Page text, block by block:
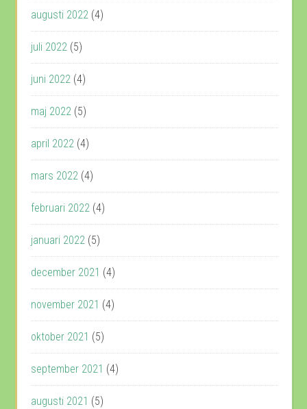
augusti 2022 (4)
juli 2022 (5)
juni 2022 (4)
maj 2022 (5)
april 2022 (4)
mars 2022 (4)
februari 2022 (4)
januari 2022 (5)
december 2021 (4)
november 2021 (4)
oktober 2021 (5)
september 2021 (4)
augusti 2021 (5)